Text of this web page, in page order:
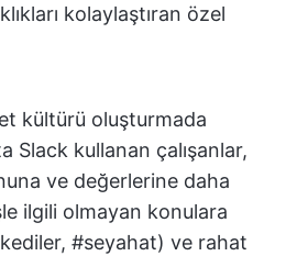
kolaylaştıran özel
kültürü oluşturmada
Slack kullanan çalışanlar,
ve değerlerine daha
ilgili olmayan konulara
#seyahat) ve rahat